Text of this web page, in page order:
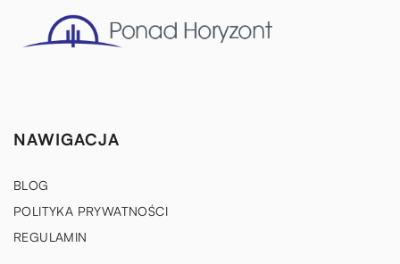
NAWIGACJA
BLOG
POLITYKA PRYWATNOŚCI
REGULAMIN